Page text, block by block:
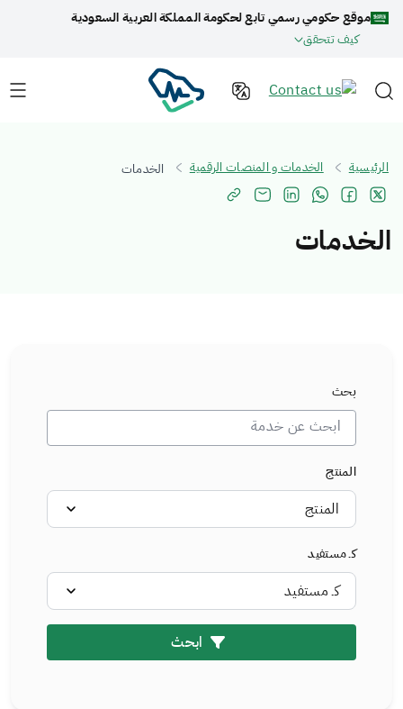
موقع حكومي رسمي تابع لحكومة المملكة العربية السعودية
كيف تتحقق
الرئيسية الخدمات و المنصات الرقمية الخدمات
الخدمات
بحث
المنتج
المنتج
كـ مستفيد
كـ مستفيد
ابحث